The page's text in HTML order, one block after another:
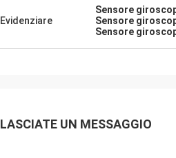
Evidenziare
Sensore
Sensore
Sensore
LASCIATE UN MESSAGGIO